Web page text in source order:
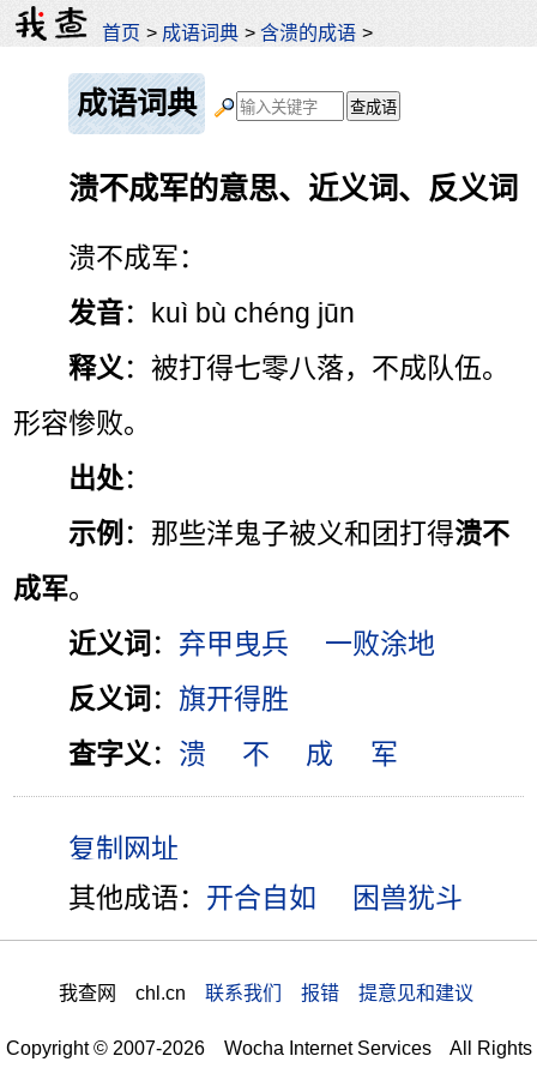
首页 > 成语词典 >含溃的成语 >
成语词典
溃不成军的意思、近义词、反义词
溃不成军：
发音：kuì bù chéng jūn
释义 ：被打得七零八落，不成队伍。
形容惨败。
出处：
示例 ：那些洋鬼子被义和团打得溃不
成军。
近义词 ： 弃甲曳兵
一败涂地
反义词 ： 旗开得胜
查字义 ： 溃 不 成 军
其他成语： 开合自如 困兽犹斗
我查网 chl.cn 联系我们 报错 提意见和建议
Copyright © 2007-2026 Wocha Internet Services All Rights